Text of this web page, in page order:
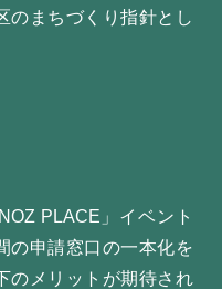
のまちづくり指針とし
PLACE」イベント
の申請窓口の一本化を
のメリットが期待され